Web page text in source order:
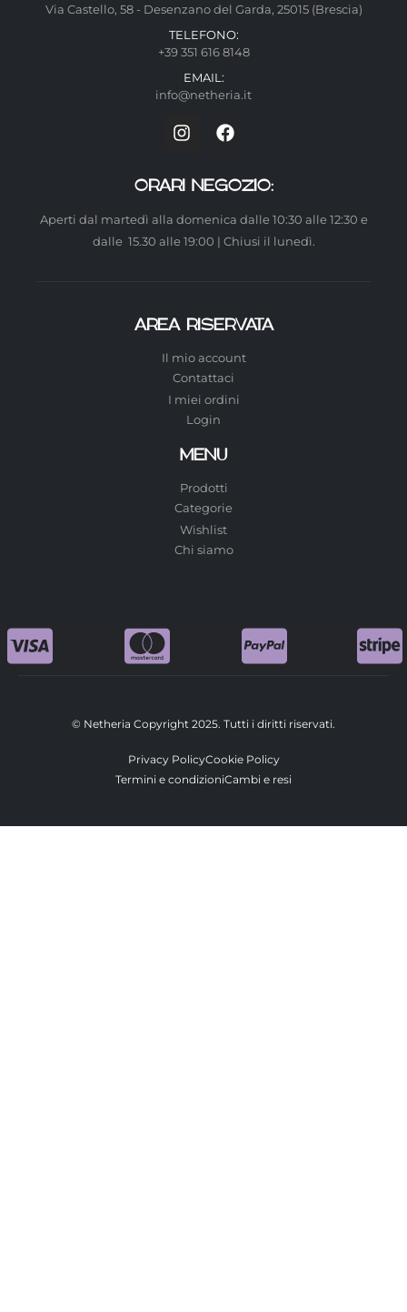
Via Castello, 58 - Desenzano del Garda, 25015 (Brescia)
TELEFONO:
+39 351 616 8148
EMAIL:
info@netheria.it
ORARI NEGOZIO:
Aperti dal martedì alla domenica dalle 10:30 alle 12:30 e
dalle 15.30 alle 19:00 | Chiusi il lunedì.
AREA RISERVATA
Il mio account
Contattaci
I miei ordini
Login
MENU
Prodotti
Categorie
Wishlist
Chi siamo
Privacy PolicyCookie Policy
Termini e condizioniCambi e resi
© Netheria Copyright 2025. Tutti i diritti riservati.